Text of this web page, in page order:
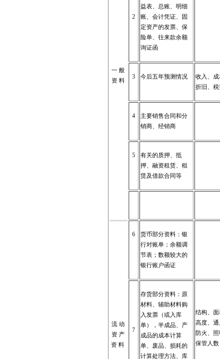
一 般
资 料
2
益表、总账、明细
账、会计凭证、固
定资产的发票、保
险单、往来款余额
询证函
3 今后五年预测情况
收入、
折旧、
4
主要销售合同和分
销商、经销商
5
有关的质押、抵
押、融资租赁、租
赁及借款合同等
流 动
资 产
资 料
6
货币部分资料：银
行对账单；余额调
节表；数额较大的
银行账户函证
7
存货部分资料：原
材料、辅助材料购
入发票（或入库
单），半成品、产
成品的成本计算
单、废品、损耗的
计算处理方法、库
结构、
高度、
防火、
保管人数